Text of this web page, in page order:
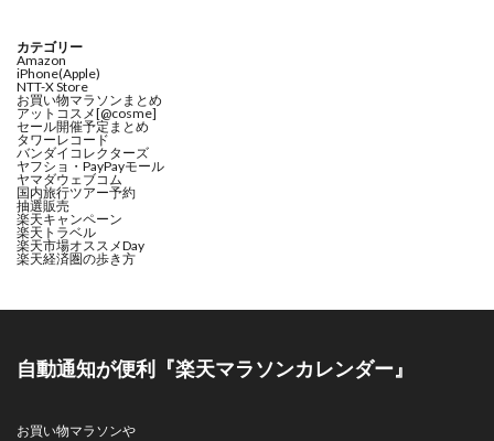
カテゴリー
Amazon
iPhone(Apple)
NTT-X Store
お買い物マラソンまとめ
アットコスメ[@cosme]
セール開催予定まとめ
タワーレコード
バンダイコレクターズ
ヤフショ・PayPayモール
ヤマダウェブコム
国内旅行ツアー予約
抽選販売
楽天キャンペーン
楽天トラベル
楽天市場オススメDay
楽天経済圏の歩き方
自動通知が便利『楽天マラソンカレンダー』
お買い物マラソンや